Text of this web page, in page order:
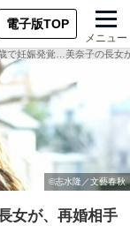
電子版TOP
メニュー
で妊娠発覚…美奈子の長
女が、再婚相手